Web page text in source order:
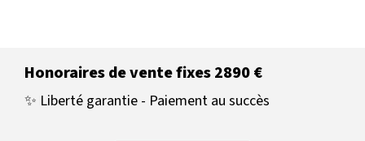
Honoraires de vente fixes 2890 €
✨ Liberté garantie - Paiement au succès